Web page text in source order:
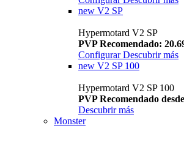
new V2 SP
Hypermotard V2 SP
PVP Recomendado:
Configurar Descubrir más
new V2 SP 100
Hypermotard V2 SP 100
PVP Recomendado
Descubrir más
Monster